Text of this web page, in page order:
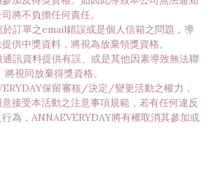
將不負擔任何責任。
訂單之email錯誤或是個人信箱之問題，導
供中獎資料，將視為放棄領獎資格。
訊資料提供有誤、或是其他因素導致無法聯
視同放棄得獎資格。
保留審核/決定/變更活動之權力，
接受本活動之注意事項規範，若有任何違反
為，ANNAEVERYDAY將有權取消其參加或